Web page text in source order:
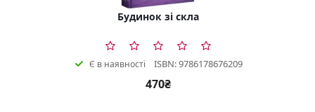
Будинок зі скла
Є в наявності ISBN: 9786178676209
470₴